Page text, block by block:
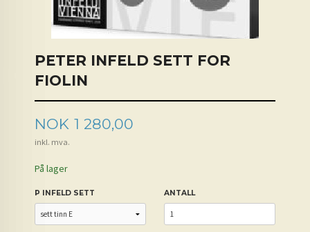
PETER INFELD SETT FOR
FIOLIN
Pris
NOK 1 280,00
inkl. mva.
På lager
P INFELD SETT ANTALL